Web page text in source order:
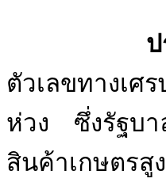
ประการแ
ตัวเลขทางเศ
ห่วง ซึ่งรัฐบา
สินค้าเกษตร